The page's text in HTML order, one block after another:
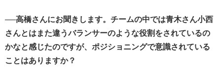
──高橋さんにお聞きします。チームの中では青木さん小西
さんとはまた違うバランサーのような役割をされているの
かなと感じたのですが、ポジショニングで意識されている
ことはありますか？